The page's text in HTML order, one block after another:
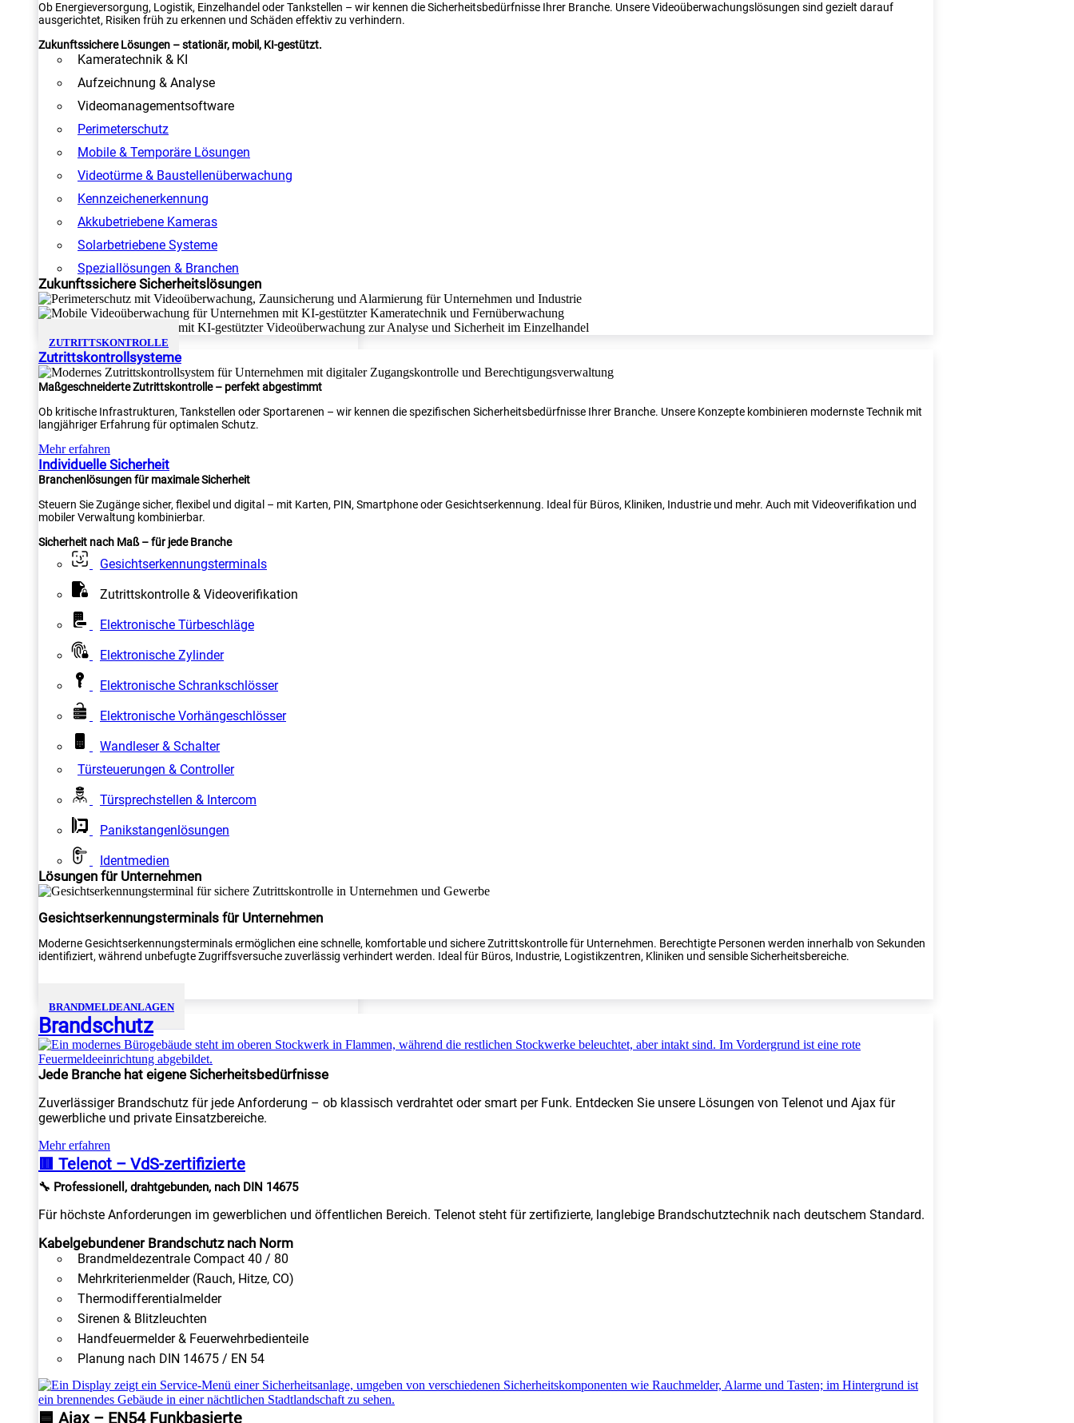
Ob Energieversorgung, Logistik, Einzelhandel oder Tankstellen – wir kennen die Sicherheitsbedürfnisse Ihrer Branche. Unsere Videoüberwachungslösungen sind gezielt darauf
ausgerichtet, Risiken früh zu erkennen und Schäden effektiv zu verhindern.
Zukunftssichere Lösungen – stationär, mobil, KI-gestützt.
Kameratechnik & KI
Aufzeichnung & Analyse
Videomanagementsoftware
Perimeterschutz
Mobile & Temporäre Lösungen
Videotürme & Baustellenüberwachung
Kennzeichenerkennung
Akkubetriebene Kameras
Solarbetriebene Systeme
Speziallösungen & Branchen
Zukunftssichere Sicherheitslösungen
ZUTRITTSKONTROLLE
Zutrittskontrollsysteme
Maßgeschneiderte Zutrittskontrolle – perfekt abgestimmt
Ob kritische Infrastrukturen, Tankstellen oder Sportarenen – wir kennen die spezifischen Sicherheitsbedürfnisse Ihrer Branche. Unsere Konzepte kombinieren modernste Technik mit
langjähriger Erfahrung für optimalen Schutz.
Mehr erfahren
Individuelle Sicherheit
Branchenlösungen für maximale Sicherheit
Steuern Sie Zugänge sicher, flexibel und digital – mit Karten, PIN, Smartphone oder Gesichtserkennung. Ideal für Büros, Kliniken, Industrie und mehr. Auch mit Videoverifikation und
mobiler Verwaltung kombinierbar.
Sicherheit nach Maß – für jede Branche
Gesichtserkennungsterminals
Zutrittskontrolle & Videoverifikation
Elektronische Türbeschläge
Elektronische Zylinder
Elektronische Schrankschlösser
Elektronische Vorhängeschlösser
Wandleser & Schalter
Türsteuerungen & Controller
Türsprechstellen & Intercom
Panikstangenlösungen
Identmedien
Lösungen für Unternehmen
Gesichtserkennungsterminals für Unternehmen
Moderne Gesichtserkennungsterminals ermöglichen eine schnelle, komfortable und sichere Zutrittskontrolle für Unternehmen. Berechtigte Personen werden innerhalb von Sekunden
identifiziert, während unbefugte Zugriffsversuche zuverlässig verhindert werden. Ideal für Büros, Industrie, Logistikzentren, Kliniken und sensible Sicherheitsbereiche.
BRANDMELDEANLAGEN
Brandschutz
Jede Branche hat eigene Sicherheitsbedürfnisse
Zuverlässiger Brandschutz für jede Anforderung – ob klassisch verdrahtet oder smart per Funk. Entdecken Sie unsere Lösungen von Telenot und Ajax für
gewerbliche und private Einsatzbereiche.
Mehr erfahren
🟥 Telenot – VdS-zertifizierte
🔧 Professionell, drahtgebunden, nach DIN 14675
Für höchste Anforderungen im gewerblichen und öffentlichen Bereich. Telenot steht für zertifizierte, langlebige Brandschutztechnik nach deutschem Standard.
Kabelgebundener Brandschutz nach Norm
Brandmeldezentrale Compact 40 / 80
Mehrkriterienmelder (Rauch, Hitze, CO)
Thermodifferentialmelder
Sirenen & Blitzleuchten
Handfeuermelder & Feuerwehrbedienteile
Planung nach DIN 14675 / EN 54
🟦 Ajax – EN54 Funkbasierte